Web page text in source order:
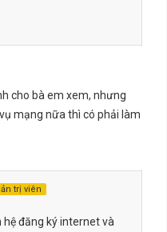
cho bà em xem, nhưng
mạng nữa thì có phải làm
trị viên
hệ đăng ký internet và